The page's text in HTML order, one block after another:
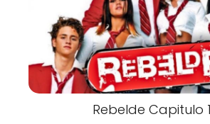
Rebelde Capitulo